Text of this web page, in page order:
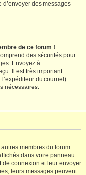
d’envoyer des messages
de ce forum !
des sécurités pour
Envoyez à
Il est très important
l’expéditeur du courriel).
nécessaires.
membres du forum.
dans votre panneau
de connexion et leur envoyer
leurs messages peuvent